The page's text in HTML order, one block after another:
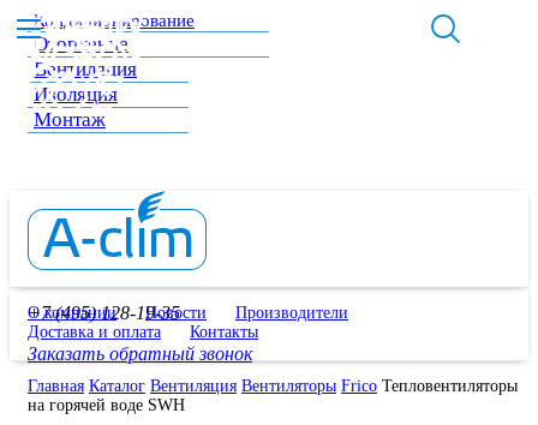
Кондиционирование
Отопление
Вентиляция
Изоляция
Монтаж
+7 (495) 128-19-35
Заказать обратный звонок
О компании Новости
Производители
Доставка и оплата
Контакты
Главная Каталог Вентиляция Вентиляторы Frico Тепловентиляторы
на горячей воде SWH